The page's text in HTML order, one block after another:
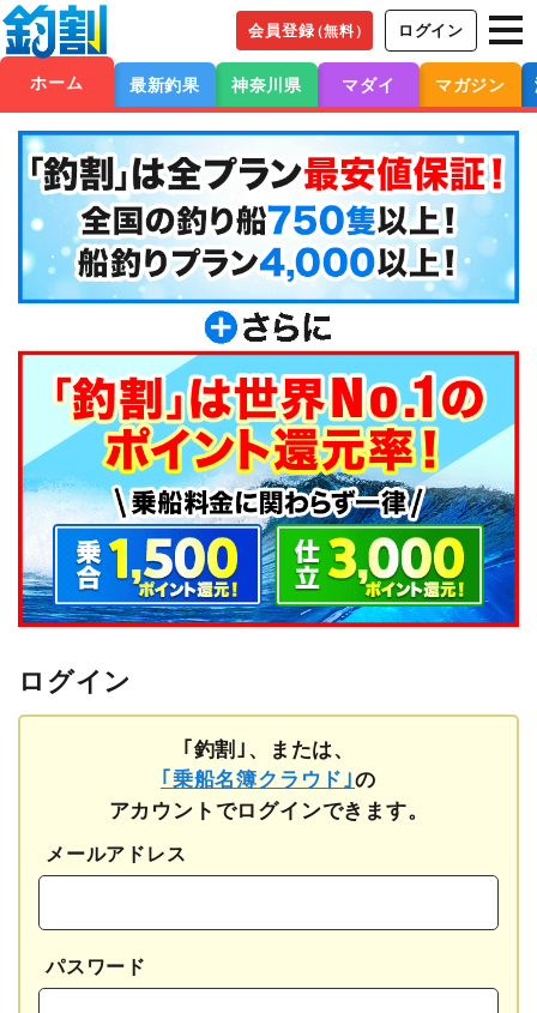
会員登録（無料） ログイン
ホーム 最新釣果 神奈川県 マダイ マガジン
ログイン
｢釣割｣、または、
｢乗船名簿クラウド｣の
アカウントでログインできます。
メールアドレス
パスワード